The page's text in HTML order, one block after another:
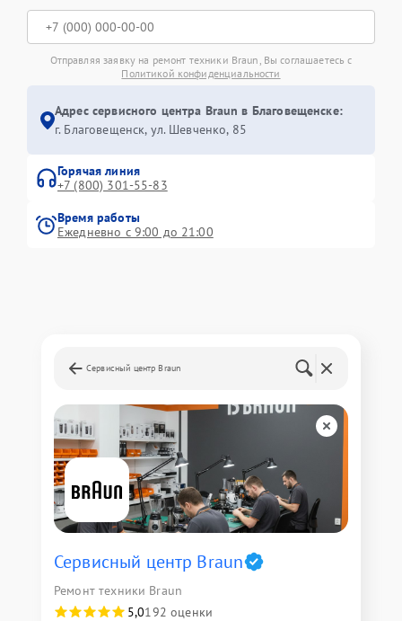
Отправляя заявку на ремонт техники Braun, Вы соглашаетесь с
Политикой конфиденциальности
Адрес сервисного центра Braun в Благовещенске:
г. Благовещенск, ул. Шевченко, 85
Горячая линия
+7 (800) 301-55-83
Время работы
Ежедневно с 9:00 до 21:00
Сервисный центр Braun
Сервисный центр Braun
Ремонт техники Braun
5,0192 оценки